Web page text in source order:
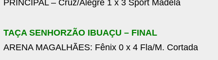
PRINCIPAL – Cruz/Alegre 1 x 3 Sport Madela
TAÇA SENHORZÃO IBUAÇU – FINAL
ARENA MAGALHÃES: Fênix 0 x 4 Fla/M. Cortada